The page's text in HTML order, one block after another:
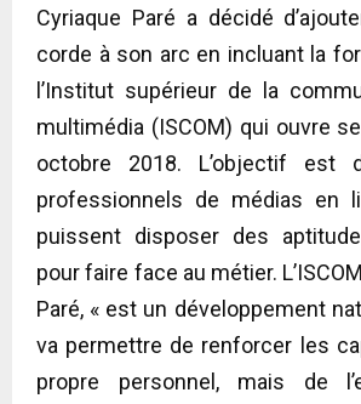
Cyriaque Paré a décidé
corde à son arc en incluant la
l’Institut supérieur de la
multimédia (ISCOM) qui ouvre
octobre 2018. L’objectif est
professionnels de médias en
puissent disposer des
pour faire face au métier.
Paré, « est un développement
va permettre de renforcer les
propre personnel, mais de